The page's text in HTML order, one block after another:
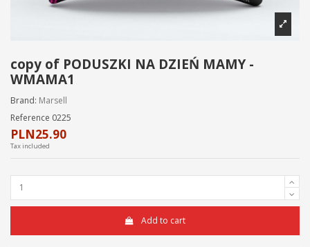
copy of PODUSZKI NA DZIEŃ MAMY -
WMAMA1
Brand: Marsell
Reference 0225
PLN25.90
Tax included
Add to cart